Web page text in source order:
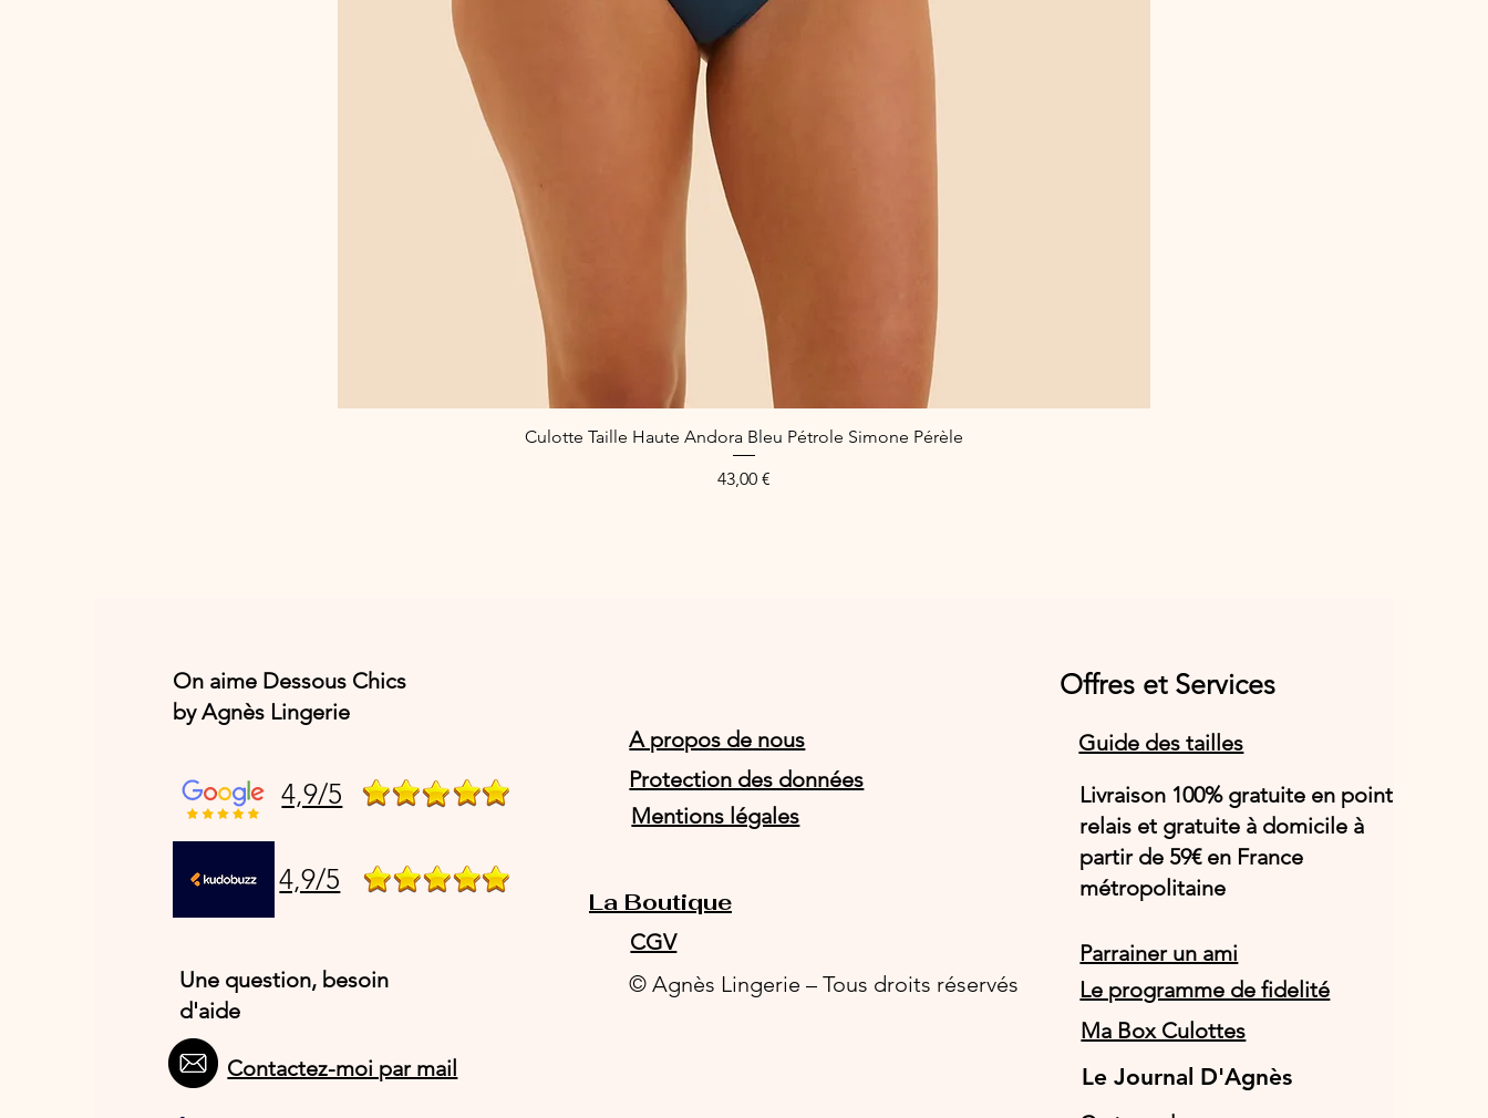
Schnellansicht
Culotte Taille Haute Andora Bleu Pétrole Simone Pérèle
Preis
43,00 €
On aime Dessous Chics
by Agnès Lingerie
4,9/5
4,9/5
Une question, besoin
d'aide
Contactez-moi par mail
Offres et Services
A propos de nous
Protection des données
Mentions légales
Guide des tailles
Livraison 100% gratuite en point
relais et gratuite à domicile à
partir de 59€ en France
métropolitaine
CGV
Parrainer un ami
Le programme de fidelité
© Agnès Lingerie – Tous droits réservés
Ma Box Culottes
Le Journal D'Agnès
Le Journal D'Agnès
La Boutique